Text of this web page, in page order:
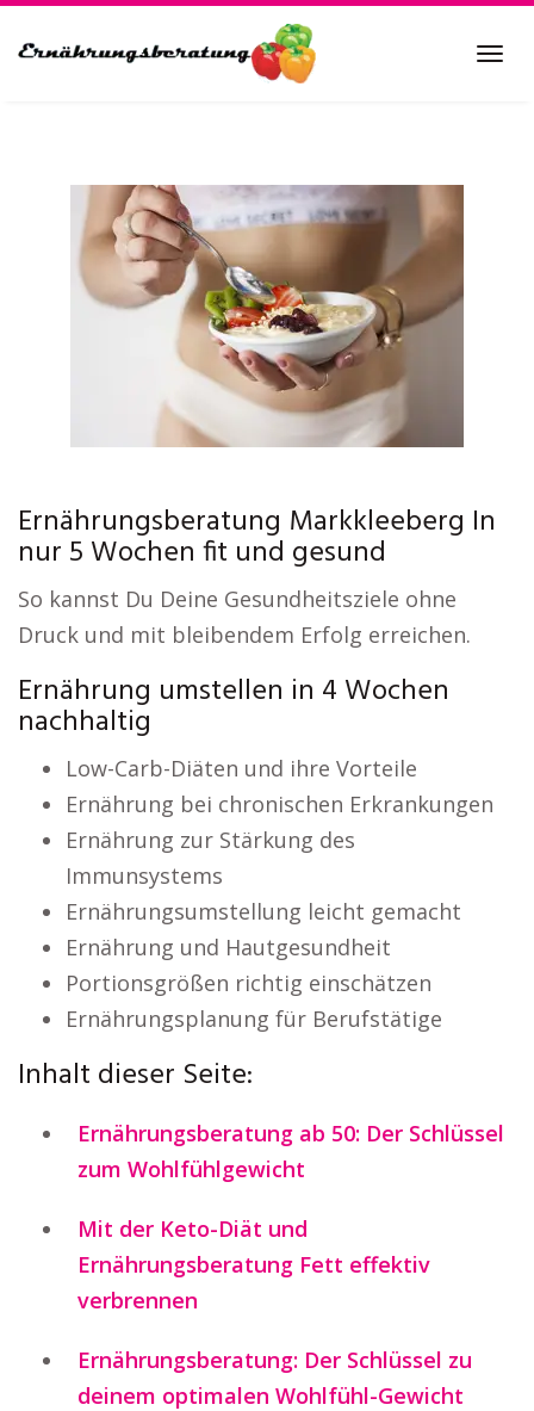
to
Ernährungsberatung Markkleeberg In
nur 5 Wochen fit und gesund
So kannst Du Deine Gesundheitsziele ohne
Druck und mit bleibendem Erfolg erreichen.
Ernährung umstellen in 4 Wochen
nachhaltig
Low-Carb-Diäten und ihre Vorteile
Ernährung bei chronischen Erkrankungen
Ernährung zur Stärkung des
Immunsystems
Ernährungsumstellung leicht gemacht
Ernährung und Hautgesundheit
Portionsgrößen richtig einschätzen
Ernährungsplanung für Berufstätige
Inhalt dieser Seite:
Ernährungsberatung ab 50: Der Schlüssel
zum Wohlfühlgewicht
Mit der Keto-Diät und
Ernährungsberatung Fett effektiv
verbrennen
Ernährungsberatung: Der Schlüssel zu
deinem optimalen Wohlfühl-Gewicht